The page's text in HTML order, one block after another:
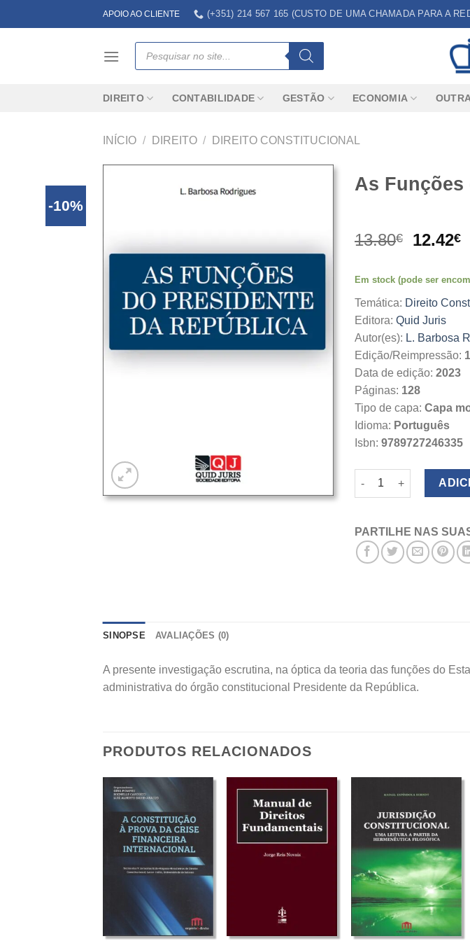
to
APOIO AO CLIENTE (+351) 214 567 165 (CUSTO DE UMA CHAMADA PARA A
Products
search
DIREITO CONTABILIDADE GESTÃO ECONOMIA
INÍCIO / DIREITO / DIREITO CONSTITUCIONAL
-10%
As
13.80€
O
original
era:
13.80€.
12.42€O
Em stock (pode ser
Temática: Direito
Editora: Quid Juris
Autor(es): L. Barbosa
Edição/Reimpressão:
Data de edição: 2023
Páginas: 128
Tipo de capa: Capa
Idioma: Português
Isbn: 9789727246335
Quantidade de As
PARTILHE NAS
SINOPSE AVALIAÇÕES (0)
A presente investigação escrutina, na óptica da teoria das funções do
administrativa do órgão constitucional Presidente da República.
PRODUTOS RELACIONADOS